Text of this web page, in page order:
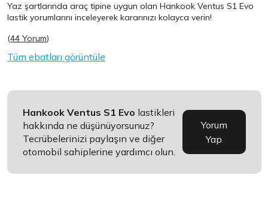
Yaz şartlarında araç tipine uygun olanHankook Ventus S1 Evo
lastik yorumlarını inceleyerek kararınızı kolayca verin!
(44 Yorum)
Tüm ebatları görüntüle
Hankook Ventus S1 Evo lastikleri
hakkında ne düşünüyorsunuz?
Tecrübelerinizi paylaşın ve diğer
otomobil sahiplerine yardımcı olun.
Yorum
Yap